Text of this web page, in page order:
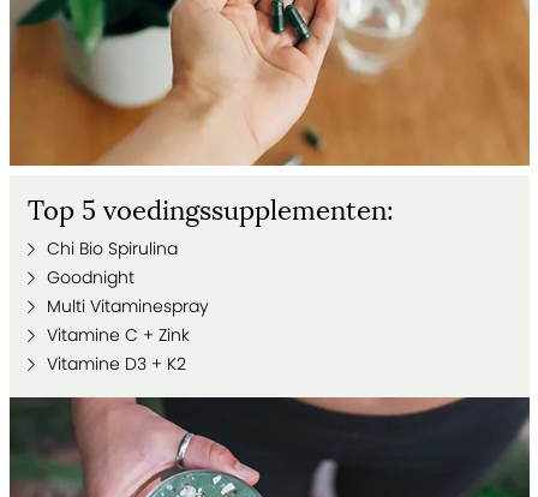
Top 5 voedingssupplementen:
Chi Bio Spirulina
Goodnight
Multi Vitaminespray
Vitamine C + Zink
Vitamine D3 + K2